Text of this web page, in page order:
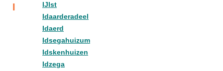
I
IJlst
Idaarderadeel
Idaerd
Idsegahuizum
Idskenhuizen
Idzega